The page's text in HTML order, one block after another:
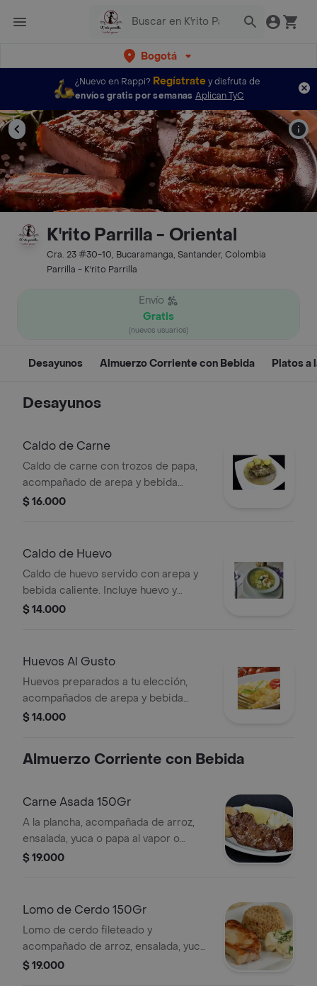
Bogotá
¿Nuevo en Rappi? Regístratey disfruta de
envíos gratis por semanas Aplican TyC
K'rito Parrilla - Oriental
Cra. 23 #30-10, Bucaramanga, Santander, Colombia
Parrilla - K'rito Parrilla
Envío
Gratis
(nuevos usuarios)
Desayunos Almuerzo Corriente con Bebida Platos a
Desayunos
Caldo de Carne
Caldo de carne con trozos de papa,
acompañado de arepa y bebida
caliente.
$ 16.000
Caldo de Huevo
Caldo de huevo servido con arepa y
bebida caliente. Incluye huevo y
cilantro.
$ 14.000
Huevos Al Gusto
Huevos preparados a tu elección,
acompañados de arepa y bebida
caliente. Incluye guarnición de
$ 14.000
Almuerzo Corriente con Bebida
Carne Asada 150Gr
A la plancha, acompañada de arroz,
ensalada, yuca o papa al vapor o
maduro, sopa y bebida de la casa.
$ 19.000
Lomo de Cerdo 150Gr
Lomo de cerdo fileteado y
acompañado de arroz, ensalada, yuca
o papa al vapor o maduro, sopa y
$ 19.000